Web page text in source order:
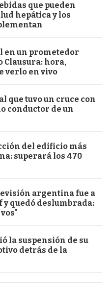
que pueden
hepática y los
en un prometedor
Clausura: hora,
verlo en vivo
que tuvo un cruce con
conductor de un
del edificio más
superará los 470
argentina fue a
y quedó deslumbrada:
la suspensión de su
detrás de la